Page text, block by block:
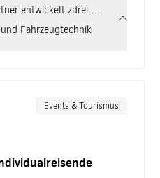
entwickelt zdrei für den ZKF
Fahrzeugtechnik
Events & Tourismus